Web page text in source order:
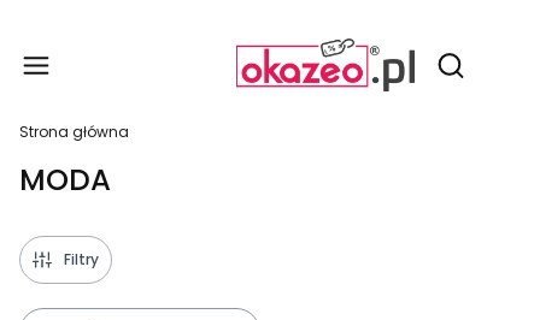
Otwórz
Strona główna
MODA
Filtry